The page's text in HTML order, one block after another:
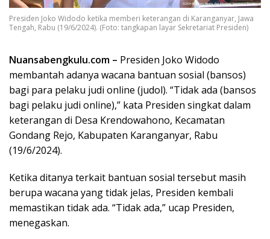
Presiden Joko Widodo ketika memberi keterangan di Karanganyar, Jawa
Tengah, Rabu (19/6/2024). (Foto: tangkapan layar Sekretariat Presiden)
Nuansabengkulu.com – Presiden Joko Widodo
membantah adanya wacana bantuan sosial (bansos)
bagi para pelaku judi online (judol). “Tidak ada (bansos
bagi pelaku judi online),” kata Presiden singkat dalam
keterangan di Desa Krendowahono, Kecamatan
Gondang Rejo, Kabupaten Karanganyar, Rabu
(19/6/2024).
Ketika ditanya terkait bantuan sosial tersebut masih
berupa wacana yang tidak jelas, Presiden kembali
memastikan tidak ada. “Tidak ada,” ucap Presiden,
menegaskan.